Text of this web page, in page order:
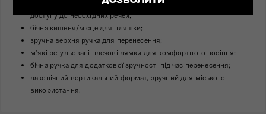
фронтальна зовнішня кишеня на блискавці для швидкого
доступу до необхідних речей;
бічна кишеня/місце для пляшки;
зручна верхня ручка для перенесення;
м’які регульовані плечові лямки для комфортного носіння;
бічна ручка для додаткової зручності під час перенесення;
лаконічний вертикальний формат, зручний для міського
використання.